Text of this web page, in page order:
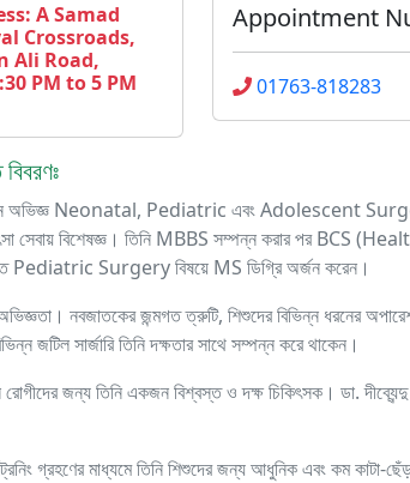
A Samad
Crossroads,
Ali Road,
PM to 5 PM
Appointment
01763-818283
একজন অভিজ্ঞ Neonatal, Pediatric এবং Adolescent
সেবায় বিশেষজ্ঞ। তিনি MBBS সম্পন্ন করার পর BCS
Pediatric Surgery বিষয়ে MS ডিগ্রি অর্জন করেন।
অভিজ্ঞতা। নবজাতকের জন্মগত ত্রুটি, শিশুদের বিভিন্ন
জটিল সার্জারি তিনি দক্ষতার সাথে সম্পন্ন করে থাকেন।
রোগীদের জন্য তিনি একজন বিশ্বস্ত ও দক্ষ চিকিৎসক। ডা.
গ্রহণের মাধ্যমে তিনি শিশুদের জন্য আধুনিক এবং কম কাটা-